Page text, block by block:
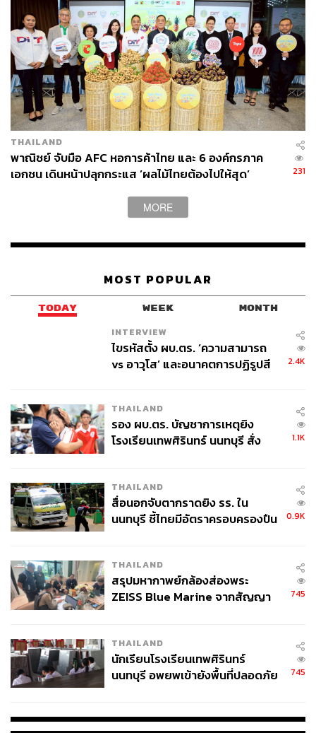
แม็คโครยังคงเดินหน้าขยายและพัฒนาสาขาอย่างต่อเนื่อง
เตรียมเปิดสาขาในรูปแบบ Hybrid Wholesale ที่จังหวัด
นครสวรรค์ ในวันที่ 29 พฤศจิกายน 2566 หลังเปิดสาขาแรก
ที่สมุทรปราการ ได้รับการตอบรับที่ดีจากลูกค้าเป็นอย่างมาก
สามารถติดตาม THE STANDARD WEALTH
ผ่านแอปพลิเคชันต่างๆ ที่คุณสะดวกหรือใช้งานอยู่แล้วได้เลย
TAGS: แม็คโคร
ธุรกิจค้าส่งแม็คโคร
ABOUT THE AUTHOR
ทีมข่าว THE STANDARD
THAILAND
พาณิชย์ จับมือ AFC หอการค้าไทย และ 6 องค์กรภาค
เอกชน เดินหน้าปลุกกระแส ’ผลไม้ไทยต้องไปให้สุด’
231
MORE
MOST POPULAR
TODAY WEEK MONTH
INTERVIEW
ไขรหัสตั้ง ผบ.ตร. ‘ความสามารถ
vs อาวุโส’ และอนาคตการปฏิรูปสี
2.4K
THAILAND
รอง ผบ.ตร. บัญชาการเหตุยิง
โรงเรียนเทพศิรินทร์ นนทบุรี สั่ง
1.1K
THAILAND
สื่อนอกจับตากราดยิง รร. ใน
นนทบุรี ชี้ไทยมีอัตราครอบครองปืน
0.9K
THAILAND
สรุปมหากาพย์กล้องส่องพระ
ZEISS Blue Marine จากสัญญา
จ่ายหนี้-แอบระบุแบรนด์
745
THAILAND
นักเรียนโรงเรียนเทพศิรินทร์
นนทบุรี อพยพเข้ายังพื้นที่ปลอดภัย
745